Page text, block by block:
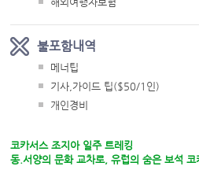
불포함내역
메너팁
기사,가이드 팁($50/1인)
개인경비
코카서스 조지아 일주 트레킹
동.서양의 문화 교차로, 유럽의 숨은 보석 코